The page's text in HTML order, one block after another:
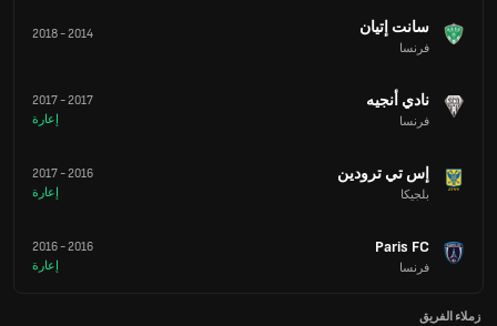
سانت إتيان
فرنسا
2014
-
2018
نادي أنجيه
فرنسا
2017
-
2017
إعارة
إس تي ترودين
بلجيكا
2016
-
2017
إعارة
Paris FC
فرنسا
2016
-
2016
إعارة
زملاء الفريق